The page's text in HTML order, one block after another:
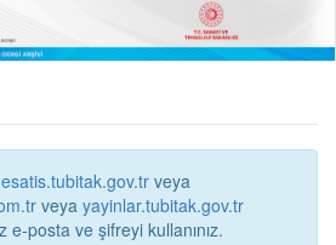
esatis.tubitak.gov.tr veya
veya yayinlar.tubitak.gov.tr
e-posta ve şifreyi kullanınız.